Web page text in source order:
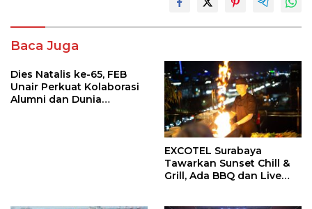
Baca Juga
Dies Natalis ke-65, FEB
Unair Perkuat Kolaborasi
Alumni dan Dunia
EXCOTEL Surabaya
Tawarkan Sunset Chill &
Grill, Ada BBQ dan Live